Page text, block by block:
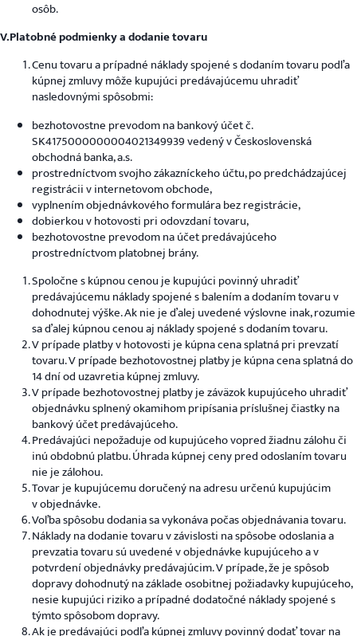
osôb.
V.Platobné podmienky a dodanie tovaru
Cenu tovaru a prípadné náklady spojené s dodaním tovaru podľa
kúpnej zmluvy môže kupujúci predávajúcemu uhradiť
nasledovnými spôsobmi:
bezhotovostne prevodom na bankový účet č.
SK4175000000004021349939 vedený v Československá
obchodná banka, a.s.
prostredníctvom svojho zákazníckeho účtu, po predchádzajúcej
registrácii v internetovom obchode,
vyplnením objednávkového formulára bez registrácie,
dobierkou v hotovosti pri odovzdaní tovaru,
bezhotovostne prevodom na účet predávajúceho
prostredníctvom platobnej brány.
Spoločne s kúpnou cenou je kupujúci povinný uhradiť
predávajúcemu náklady spojené s balením a dodaním tovaru v
dohodnutej výške. Ak nie je ďalej uvedené výslovne inak, rozumie
sa ďalej kúpnou cenou aj náklady spojené s dodaním tovaru.
V prípade platby v hotovosti je kúpna cena splatná pri prevzatí
tovaru. V prípade bezhotovostnej platby je kúpna cena splatná do
14 dní od uzavretia kúpnej zmluvy.
V prípade bezhotovostnej platby je záväzok kupujúceho uhradiť
objednávku splnený okamihom pripísania príslušnej čiastky na
bankový účet predávajúceho.
Predávajúci nepožaduje od kupujúceho vopred žiadnu zálohu či
inú obdobnú platbu. Úhrada kúpnej ceny pred odoslaním tovaru
nie je zálohou.
Tovar je kupujúcemu doručený na adresu určenú kupujúcim
v objednávke.
Voľba spôsobu dodania sa vykonáva počas objednávania tovaru.
Náklady na dodanie tovaru v závislosti na spôsobe odoslania a
prevzatia tovaru sú uvedené v objednávke kupujúceho a v
potvrdení objednávky predávajúcim. V prípade, že je spôsob
dopravy dohodnutý na základe osobitnej požiadavky kupujúceho,
nesie kupujúci riziko a prípadné dodatočné náklady spojené s
týmto spôsobom dopravy.
Ak je predávajúci podľa kúpnej zmluvy povinný dodať tovar na